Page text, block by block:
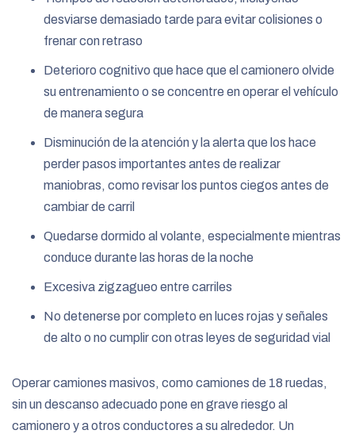
desviarse demasiado tarde para evitar colisiones o
frenar con retraso
Deterioro cognitivo que hace que el camionero olvide
su entrenamiento o se concentre en operar el vehículo
de manera segura
Disminución de la atención y la alerta que los hace
perder pasos importantes antes de realizar
maniobras, como revisar los puntos ciegos antes de
cambiar de carril
Quedarse dormido al volante, especialmente mientras
conduce durante las horas de la noche
Excesiva zigzagueo entre carriles
No detenerse por completo en luces rojas y señales
de alto o no cumplir con otras leyes de seguridad vial
Operar camiones masivos, como camiones de 18 ruedas,
sin un descanso adecuado pone en grave riesgo al
camionero y a otros conductores a su alrededor. Un